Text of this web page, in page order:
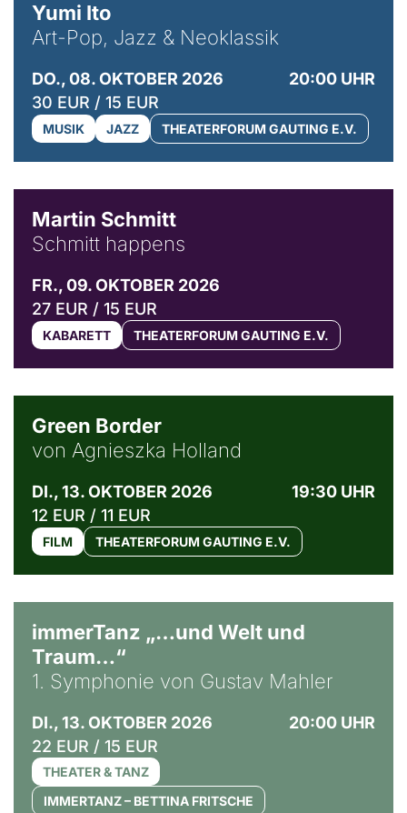
Yumi Ito
Art-Pop, Jazz & Neoklassik
DO., 08. OKTOBER 2026
20:00 UHR
30 EUR / 15 EUR
MUSIK JAZZ THEATERFORUM GAUTING E.V.
Martin Schmitt
Schmitt happens
FR., 09. OKTOBER 2026
27 EUR / 15 EUR
KABARETT THEATERFORUM GAUTING E.V.
Green Border
von Agnieszka Holland
DI., 13. OKTOBER 2026
19:30 UHR
12 EUR / 11 EUR
FILM THEATERFORUM GAUTING E.V.
immerTanz „…und Welt und
Traum…“
1. Symphonie von Gustav Mahler
DI., 13. OKTOBER 2026
20:00 UHR
22 EUR / 15 EUR
THEATER & TANZ
IMMERTANZ – BETTINA FRITSCHE